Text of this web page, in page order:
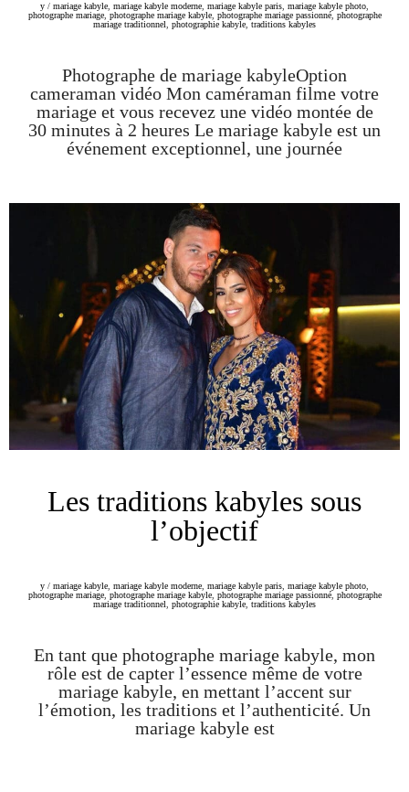
y / mariage kabyle, mariage kabyle moderne, mariage kabyle paris, mariage kabyle photo,
photographe mariage, photographe mariage kabyle, photographe mariage passionné, photographe
mariage traditionnel, photographie kabyle, traditions kabyles
Photographe de mariage kabyleOption
cameraman vidéo Mon caméraman filme votre
mariage et vous recevez une vidéo montée de
30 minutes à 2 heures Le mariage kabyle est un
événement exceptionnel, une journée
Les traditions kabyles sous
l’objectif
y / mariage kabyle mariage kabyle moderne mariage kabyle paris mariage kabyle photo
photographe mariage, photographe mariage kabyle, photographe mariage passionné, photographe
mariage traditionnel
photographie kabyle traditions kabyles
En tant que photographe mariage kabyle, mon
rôle est de capter l’essence même de votre
mariage kabyle, en mettant l’accent sur
l’émotion, les traditions et l’authenticité. Un
mariage kabyle est